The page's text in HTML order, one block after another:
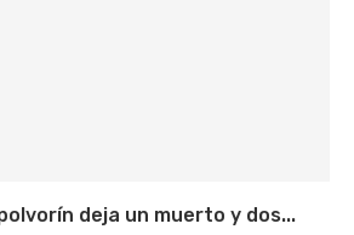
deja un muerto y dos...